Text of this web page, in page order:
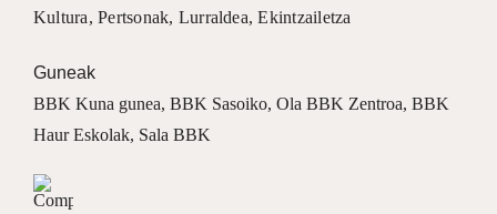
Kultura,Pertsonak, Lurraldea,Ekintzailetza
Guneak
BBK Kuna gunea, BBK Sasoiko, Ola BBK Zentroa, BBK
Haur Eskolak, Sala BBK